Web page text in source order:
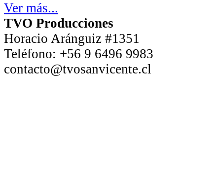
Ver más...
TVO Producciones
Horacio Aránguiz #1351
Teléfono: +56 9 6496 9983
contacto@tvosanvicente.cl